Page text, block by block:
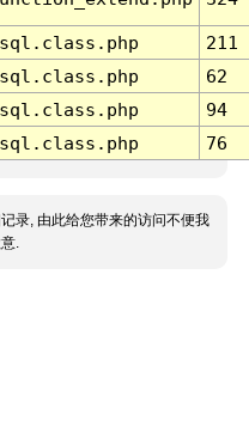
211
62
94
76
录, 由此给您带来的访问不便我
.